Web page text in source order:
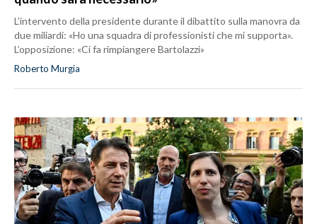
L’intervento della presidente durante il dibattito sulla manovra da
due miliardi: «Ho una squadra di professionisti che mi supporta».
L’opposizione: «Ci fa rimpiangere Bartolazzi»
Roberto Murgia